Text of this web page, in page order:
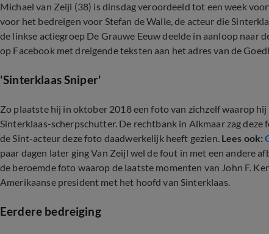
Michael van Zeijl (38) is dinsdag veroordeeld tot een week
voor het bedreigen voor Stefan de Walle, de acteur die
de linkse actiegroep De Grauwe Eeuw deelde in aanloop naar
op Facebook met dreigende teksten aan het adres van de
'Sinterklaas Sniper'
Zo plaatste hij in oktober 2018 een foto van zichzelf waarop
Sinterklaas-scherpschutter. De rechtbank in Alkmaar zag
de Sint-acteur deze foto daadwerkelijk heeft gezien. Lees ook:
paar dagen later ging Van Zeijl wel de fout in met een andere
de beroemde foto waarop de laatste momenten van John F.
Amerikaanse president met het hoofd van Sinterklaas.
Eerdere bedreiging